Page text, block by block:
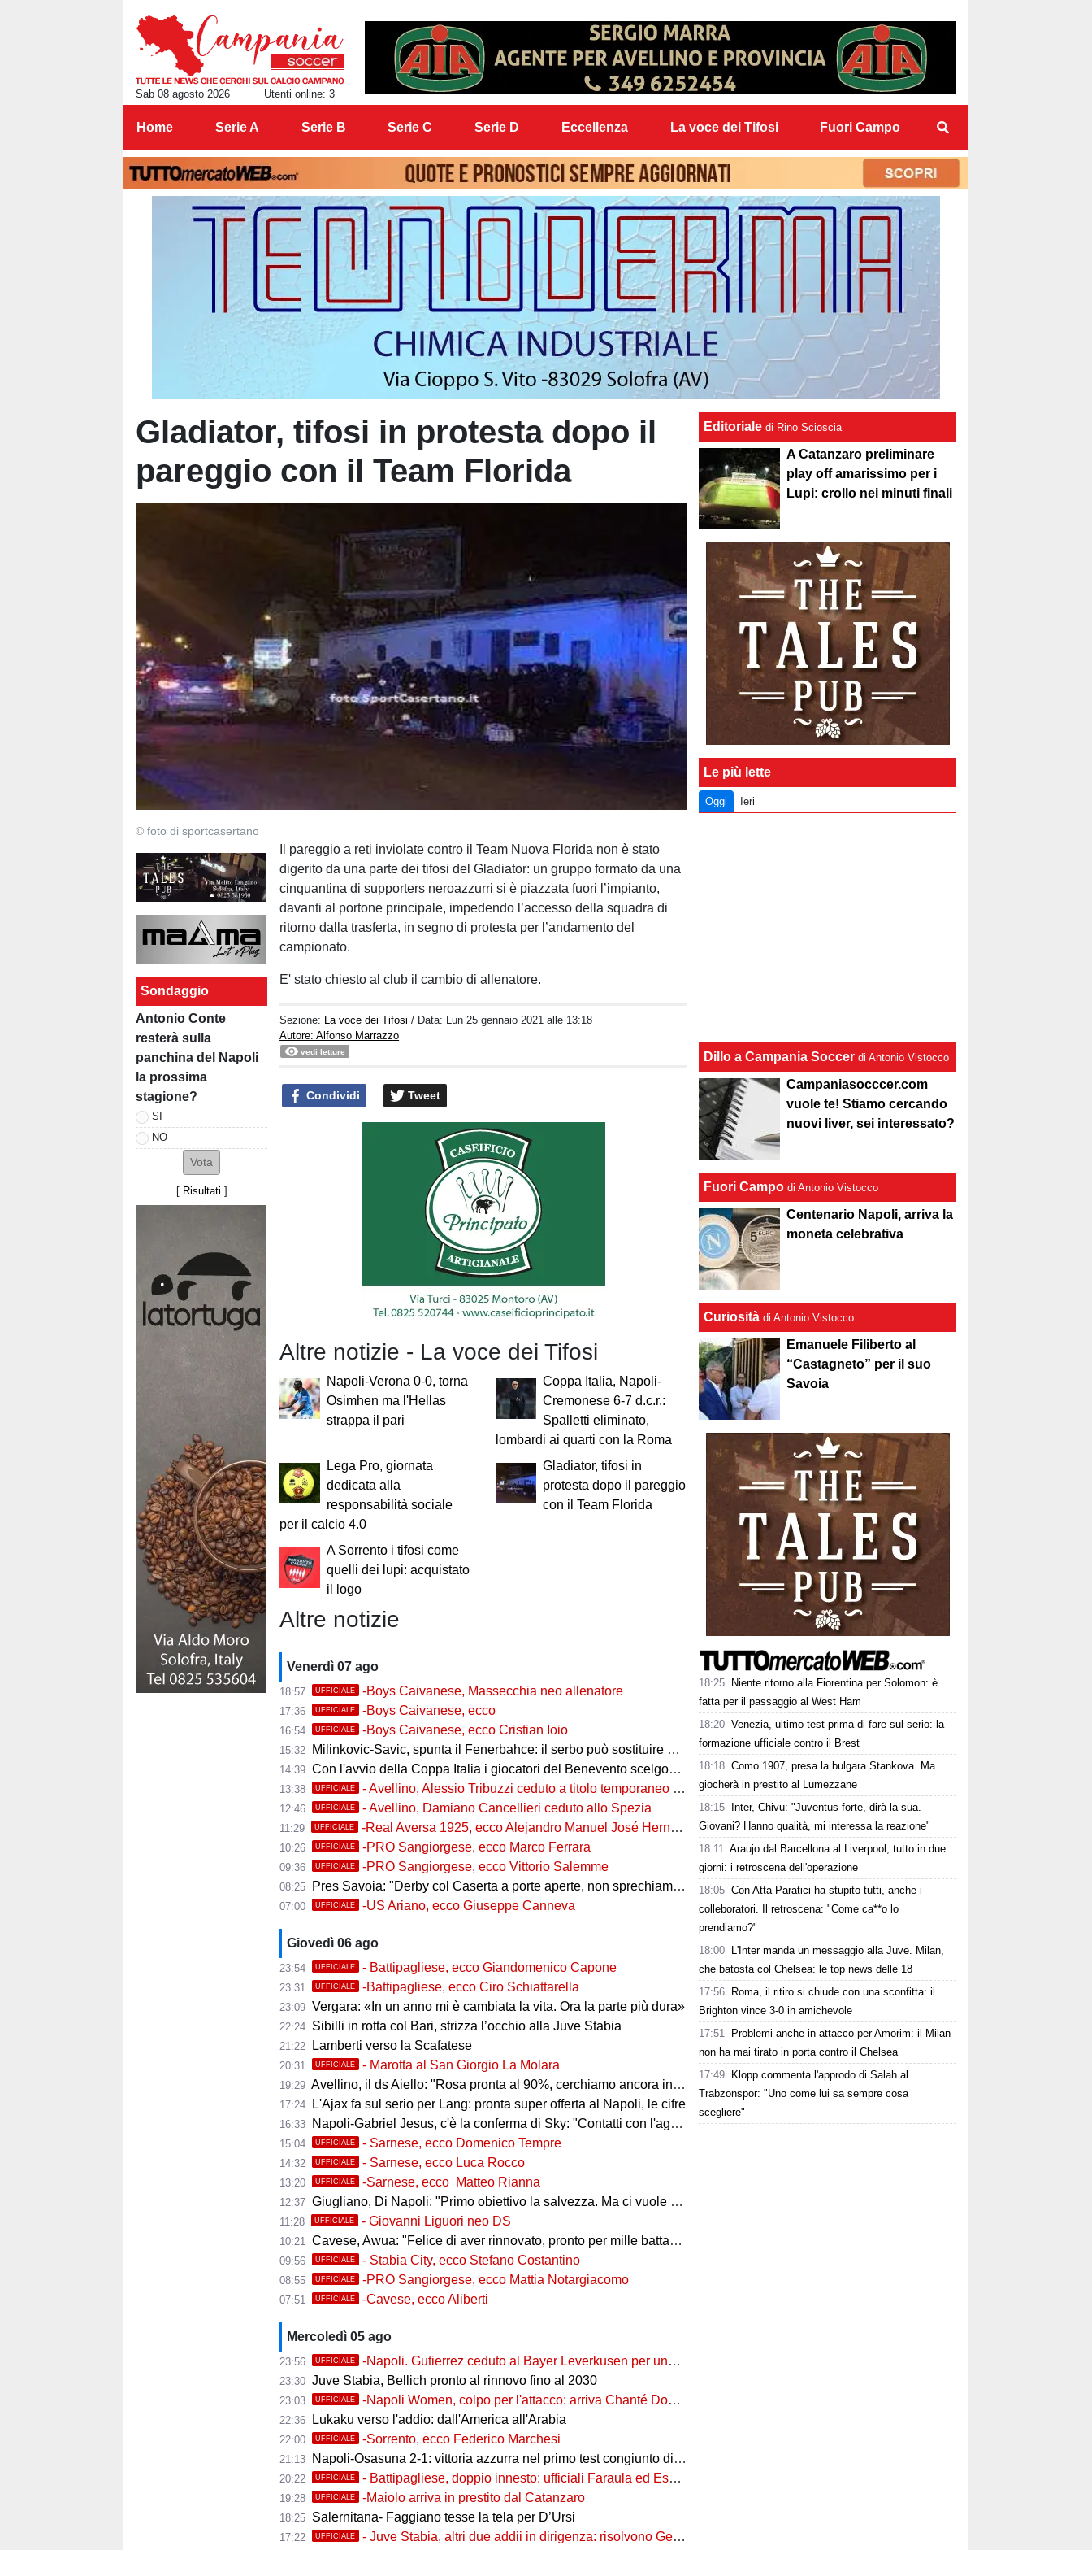
Sab 08 agosto 2026 Utenti online: 3
Home Serie A Serie B Serie C Serie D Eccellenza La voce dei Tifosi Fuori Campo
Gladiator, tifosi in protesta dopo il
pareggio con il Team Florida
© foto di sportcasertano
Sondaggio
Antonio Conte
resterà sulla
panchina del Napoli
la prossima
stagione?
SI
NO
[ Risultati ]
Il pareggio a reti inviolate contro il Team Nuova Florida non è stato
digerito da una parte dei tifosi del Gladiator: un gruppo formato da una
cinquantina di supporters neroazzurri si è piazzata fuori l’impianto,
davanti al portone principale, impedendo l’accesso della squadra di
ritorno dalla trasferta, in segno di protesta per l’andamento del
campionato.
E' stato chiesto al club il cambio di allenatore.
Sezione: La voce dei Tifosi / Data: Lun 25 gennaio 2021 alle 13:18
Autore: Alfonso Marrazzo
vedi letture
Condividi Tweet
Altre notizie - La voce dei Tifosi
Napoli-Verona 0-0, torna
Osimhen ma l'Hellas
strappa il pari
Coppa Italia, Napoli-
Cremonese 6-7 d.c.r.:
Spalletti eliminato,
lombardi ai quarti con la Roma
Lega Pro, giornata
dedicata alla
responsabilità sociale
per il calcio 4.0
Gladiator, tifosi in
protesta dopo il pareggio
con il Team Florida
A Sorrento i tifosi come
quelli dei lupi: acquistato
il logo
Altre notizie
Venerdì 07 ago
18:57 UFFICIALE -Boys Caivanese, Massecchia neo allenatore
17:36 UFFICIALE -Boys Caivanese, ecco
16:54 UFFICIALE -Boys Caivanese, ecco Cristian Ioio
15:32 Milinkovic-Savic, spunta il Fenerbahce: il serbo può sostituire Ederson
14:39 Con l'avvio della Coppa Italia i giocatori del Benevento scelgono i numeri di maglia
13:38 UFFICIALE - Avellino, Alessio Tribuzzi ceduto a titolo temporaneo al Bari
12:46 UFFICIALE - Avellino, Damiano Cancellieri ceduto allo Spezia
11:29 UFFICIALE -Real Aversa 1925, ecco Alejandro Manuel José Hernández Gouveia,
10:26 UFFICIALE -PRO Sangiorgese, ecco Marco Ferrara
09:36 UFFICIALE -PRO Sangiorgese, ecco Vittorio Salemme
08:25 Pres Savoia: "Derby col Caserta a porte aperte, non sprechiamo l'occasione"
07:00 UFFICIALE -US Ariano, ecco Giuseppe Canneva
Giovedì 06 ago
23:54 UFFICIALE - Battipagliese, ecco Giandomenico Capone
23:31 UFFICIALE -Battipagliese, ecco Ciro Schiattarella
23:09 Vergara: «In un anno mi è cambiata la vita. Ora la parte più dura»
22:24 Sibilli in rotta col Bari, strizza l’occhio alla Juve Stabia
21:22 Lamberti verso la Scafatese
20:31 UFFICIALE - Marotta al San Giorgio La Molara
19:29 Avellino, il ds Aiello: "Rosa pronta al 90%, cerchiamo ancora innesti di qualità"
17:24 L'Ajax fa sul serio per Lang: pronta super offerta al Napoli, le cifre
16:33 Napoli-Gabriel Jesus, c'è la conferma di Sky: "Contatti con l'agente, i dettagli"
15:04 UFFICIALE - Sarnese, ecco Domenico Tempre
14:32 UFFICIALE - Sarnese, ecco Luca Rocco
13:20 UFFICIALE -Sarnese, ecco Matteo Rianna
12:37 Giugliano, Di Napoli: "Primo obiettivo la salvezza. Ma ci vuole ambizione"
11:28 UFFICIALE - Giovanni Liguori neo DS
10:21 Cavese, Awua: "Felice di aver rinnovato, pronto per mille battaglie"
09:56 UFFICIALE - Stabia City, ecco Stefano Costantino
08:55 UFFICIALE -PRO Sangiorgese, ecco Mattia Notargiacomo
07:51 UFFICIALE -Cavese, ecco Aliberti
Mercoledì 05 ago
23:56 UFFICIALE -Napoli. Gutierrez ceduto al Bayer Leverkusen per una cifra record
23:30 Juve Stabia, Bellich pronto al rinnovo fino al 2030
23:03 UFFICIALE -Napoli Women, colpo per l'attacco: arriva Chanté Dompig
22:36 Lukaku verso l'addio: dall'America all'Arabia
22:00 UFFICIALE -Sorrento, ecco Federico Marchesi
21:13 Napoli-Osasuna 2-1: vittoria azzurra nel primo test congiunto di Castel di Sangro
20:22 UFFICIALE - Battipagliese, doppio innesto: ufficiali Faraula ed Esposito
19:28 UFFICIALE -Maiolo arriva in prestito dal Catanzaro
18:25 Salernitana- Faggiano tesse la tela per D’Ursi
17:22 UFFICIALE
- Juve Stabia, altri due addii in dirigenza: risolvono Gerbo e Zanardini
Editoriale di Rino Scioscia
A Catanzaro preliminare
play off amarissimo per i
Lupi: crollo nei minuti finali
Le più lette
Oggi Ieri
Dillo a Campania Soccer di Antonio Vistocco
Campaniasocccer.com
vuole te! Stiamo cercando
nuovi liver, sei interessato?
Fuori Campo di Antonio Vistocco
Centenario Napoli, arriva la
moneta celebrativa
Curiosità di Antonio Vistocco
Emanuele Filiberto al
“Castagneto” per il suo
Savoia
18:25
Niente ritorno alla Fiorentina per Solomon: è
fatta per il passaggio al West Ham
18:20 Venezia, ultimo test prima di fare sul serio: la
formazione ufficiale contro il Brest
18:18 Como 1907, presa la bulgara Stankova. Ma
giocherà in prestito al Lumezzane
18:15
Inter, Chivu: "Juventus forte, dirà la sua.
Giovani? Hanno qualità, mi interessa la reazione"
18:11 Araujo dal Barcellona al Liverpool, tutto in due
giorni: i retroscena dell'operazione
18:05 Con Atta Paratici ha stupito tutti, anche i
colleboratori. Il retroscena: "Come ca**o lo
prendiamo?"
18:00
L'Inter manda un messaggio alla Juve. Milan,
che batosta col Chelsea: le top news delle 18
17:56
Roma, il ritiro si chiude con una sconfitta: il
Brighton vince 3-0 in amichevole
17:51
Problemi anche in attacco per Amorim: il Milan
non ha mai tirato in porta contro il Chelsea
17:49
Klopp commenta l'approdo di Salah al
Trabzonspor: "Uno come lui sa sempre cosa
scegliere"